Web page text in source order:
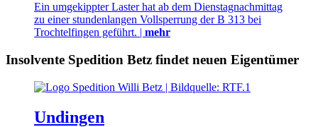
Ein umgekippter Laster hat ab dem Dienstagnachmittag
zu einer stundenlangen Vollsperrung der B 313 bei
Trochtelfingen geführt. | mehr
Insolvente Spedition Betz findet neuen Eigentümer
Undingen